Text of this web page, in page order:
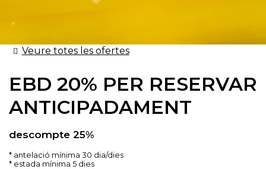
Veure totes les ofertes
EBD 20% PER RESERVAR
ANTICIPADAMENT
descompte 25%
antelació mínima 30 dia/dies
estada mínima 5 dies